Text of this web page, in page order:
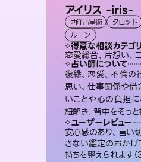
アイリス -iris-
西洋占星術
タロット
ルーン
得意な相談カテゴ
恋愛総合、片想い、
占い師について
復縁、恋愛、不倫
思い、仕事関係や
いことや心の負担
紐解き、背中をそっと
ユーザーレビュー
安心感のあり、言い
さない鑑定のおか
持ちを整えられます
おう 霊感
霊視・オーラ
オラクルカード
得意な相談カ
恋愛総合、あ
占い師につい
霊視×オラクル
「未来」そして
ち」まで丁寧に
ントを優しく引
ユーザーレビュ
不安な気持ちが
た…！よく視えて
感じました（40
桃源珠
霊視・オー
スピリチュアル
得意な相
片想い、あ
占い師に
恋愛のお悩
係」の相談
恋人未満な
寧に読み解き
ユーザーレ
鑑定していた
動すると仲が
とうございま
彗望（
霊視・オ
スピリ
得意
片想い
占い
3,700年以上の歴史を持つ東洋最古の占術「易占
ユーザ
複雑な背
いただけま
た（50代
セ
スピ
得
片想
占
連絡
多数
験が
い未来
ユー
とても心
らは何も
しゃるん
未
霊
ス
得
出占
未来
ます
たの
選択で
ユー
職場の
本当に
打てて